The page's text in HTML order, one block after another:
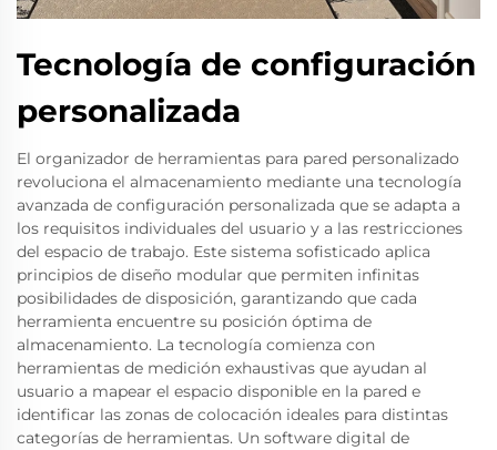
Tecnología de configuración
personalizada
El organizador de herramientas para pared personalizado
revoluciona el almacenamiento mediante una tecnología
avanzada de configuración personalizada que se adapta a
los requisitos individuales del usuario y a las restricciones
del espacio de trabajo. Este sistema sofisticado aplica
principios de diseño modular que permiten infinitas
posibilidades de disposición, garantizando que cada
herramienta encuentre su posición óptima de
almacenamiento. La tecnología comienza con
herramientas de medición exhaustivas que ayudan al
usuario a mapear el espacio disponible en la pared e
identificar las zonas de colocación ideales para distintas
categorías de herramientas. Un software digital de